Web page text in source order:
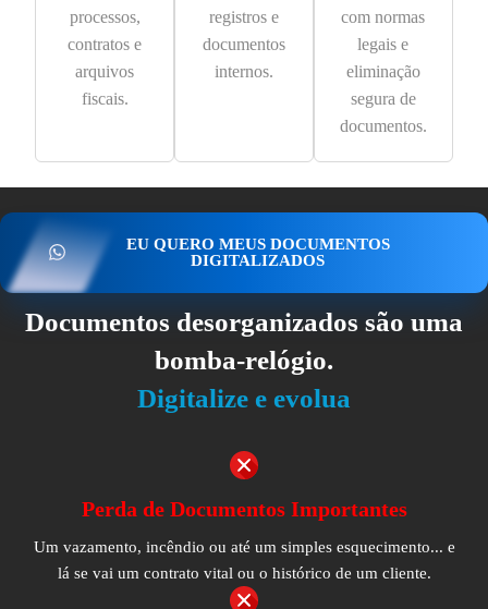
processos,
contratos e
arquivos
fiscais.
registros e
documentos
internos.
com normas
legais e
eliminação
segura de
documentos.
EU QUERO MEUS DOCUMENTOS
DIGITALIZADOS
Documentos desorganizados são uma
bomba-relógio.
Digitalize e evolua
Perda de Documentos Importantes
Um vazamento, incêndio ou até um simples esquecimento... e
lá se vai um contrato vital ou o histórico de um cliente.